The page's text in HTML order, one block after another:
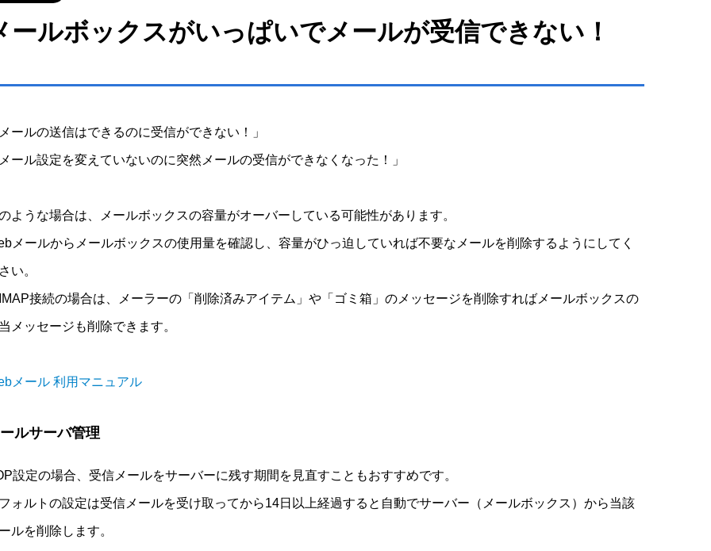
ールボックスがいっぱいでメールが受信できない！
メールの送信はできるのに受信ができない！」
メール設定を変えていないのに突然メールの受信ができなくなった！」
ような場合は、メールボックスの容量がオーバーしている可能性があります。
メールからメールボックスの使用量を確認し、容量がひっ迫していれば不要なメールを削除するようにしてく
い。
接続の場合は、メーラーの「削除済みアイテム」や「ゴミ箱」のメッセージを削除すればメールボックスの
メッセージも削除できます。
メール 利用マニュアル
ルサーバ管理
設定の場合、受信メールをサーバーに残す期間を見直すこともおすすめです。
ォルトの設定は受信メールを受け取ってから14日以上経過すると自動でサーバー（メールボックス）から当該
ルを削除します。